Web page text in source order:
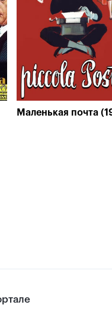
Маленькая почта